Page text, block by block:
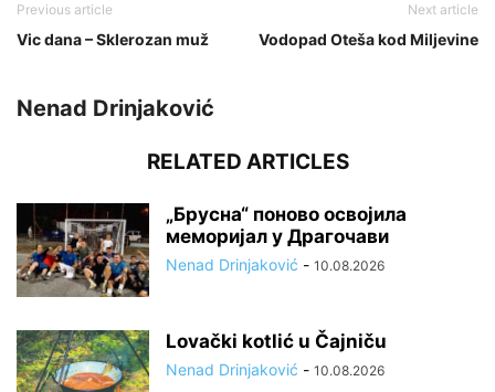
Previous article
Vic dana – Sklerozan muž
Next article
Vodopad Oteša kod Miljevine
Nenad Drinjaković
RELATED ARTICLES
„Брусна“ поново освојила
меморијал у Драгочави
Nenad Drinjaković - 10.08.2026
Lovački kotlić u Čajniču
Nenad Drinjaković - 10.08.2026